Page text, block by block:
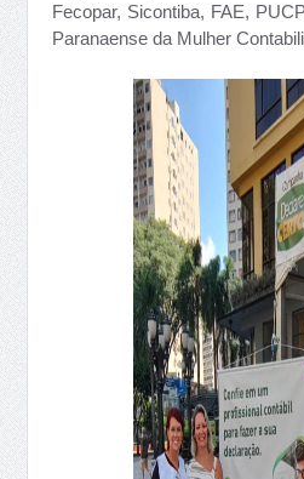
Fecopar, Sicontiba, FAE,
Paranaense da Mulher